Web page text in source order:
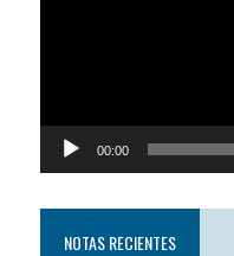
00:00
NOTAS RECIENTES